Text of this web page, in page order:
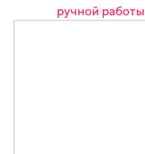
ручной работы